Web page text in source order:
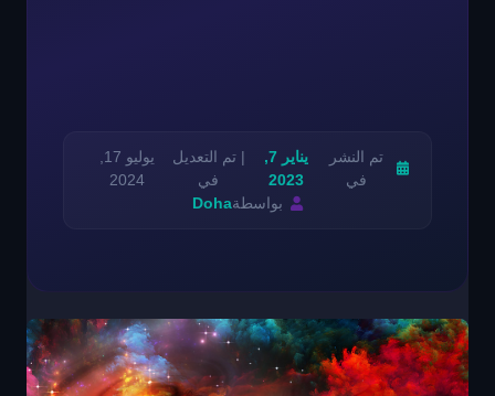
تم النشر
في
يناير 7,
2023
| تم التعديل
في
يوليو 17,
2024
بواسطةDoha